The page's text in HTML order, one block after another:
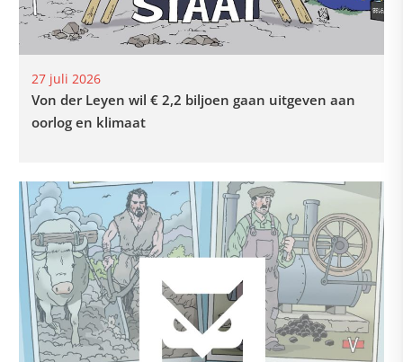
27 juli 2026
Von der Leyen wil € 2,2 biljoen gaan uitgeven aan
oorlog en klimaat